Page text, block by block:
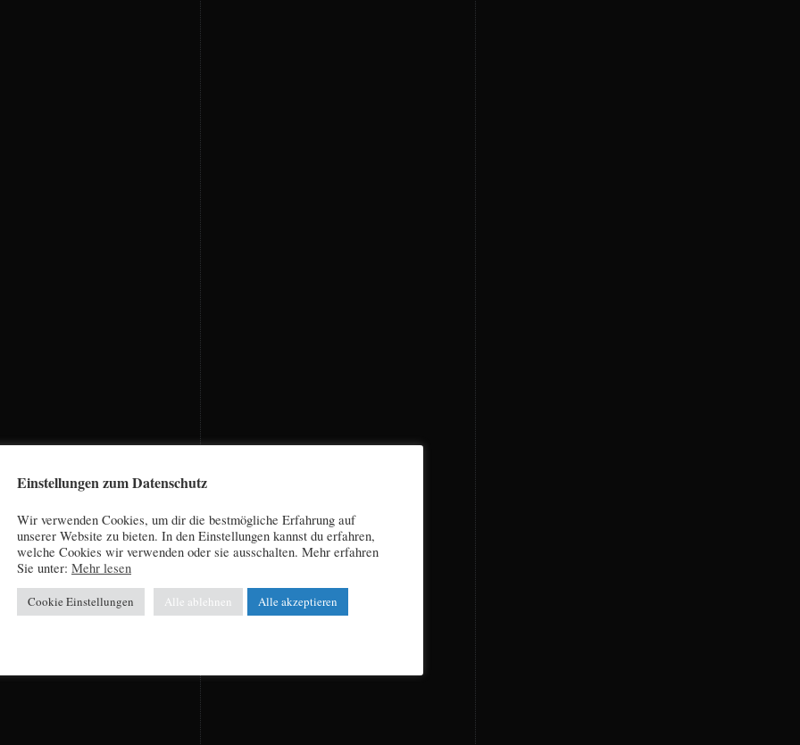
Einstellungen zum Datenschutz
Wir verwenden Cookies, um dir die bestmögliche Erfahrung auf
unserer Website zu bieten. In den Einstellungen kannst du erfahren,
welche Cookies wir verwenden oder sie ausschalten. Mehr erfahren
Sie unter: Mehr lesen
Cookie Einstellungen Alle ablehnen Alle akzeptieren